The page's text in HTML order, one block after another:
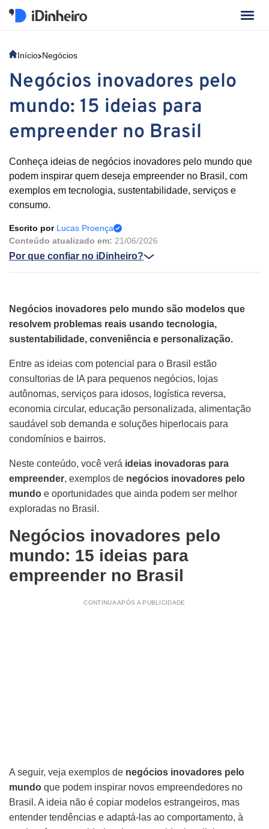
Início Negócios
Negócios inovadores pelo
mundo: 15 ideias para
empreender no Brasil
Conheça ideias de negócios inovadores pelo mundo que
podem inspirar quem deseja empreender no Brasil, com
exemplos em tecnologia, sustentabilidade, serviços e
consumo.
Escrito por Lucas Proença
Conteúdo atualizado em: 21/06/2026
Por que confiar no iDinheiro?
Negócios inovadores pelo mundo são modelos que
resolvem problemas reais usando tecnologia,
sustentabilidade, conveniência e personalização.
Entre as ideias com potencial para o Brasil estão
consultorias de IA para pequenos negócios, lojas
autônomas, serviços para idosos, logística reversa,
economia circular, educação personalizada, alimentação
saudável sob demanda e soluções hiperlocais para
condomínios e bairros.
Neste conteúdo, você verá ideias inovadoras para
empreender, exemplos de negócios inovadores pelo
mundo e oportunidades que ainda podem ser melhor
exploradas no Brasil.
Negócios inovadores pelo
mundo: 15 ideias para
empreender no Brasil
CONTINUA APÓS A PUBLICIDADE
A seguir, veja exemplos de negócios inovadores pelo
mundo que podem inspirar novos empreendedores no
Brasil. A ideia não é copiar modelos estrangeiros, mas
entender tendências e adaptá-las ao comportamento, à